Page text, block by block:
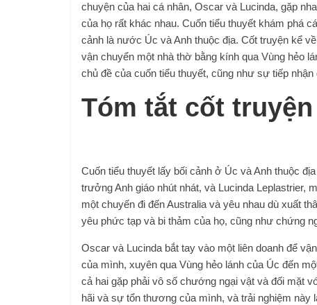
chuyện của hai cá nhân, Oscar và Lucinda, gặp
của họ rất khác nhau. Cuốn tiểu thuyết khám phá
cảnh là nước Úc và Anh thuộc địa. Cốt truyện kể
vận chuyển một nhà thờ bằng kính qua Vùng hẻo
chủ đề của cuốn tiểu thuyết, cũng như sự tiếp
Tóm tắt cốt truyện
Cuốn tiểu thuyết lấy bối cảnh ở Úc và Anh thuộc
trưởng Anh giáo nhút nhát, và Lucinda Leplastrier,
một chuyến đi đến Australia và yêu nhau dù xuất
yêu phức tạp và bi thảm của họ, cũng như chứng
Oscar và Lucinda bắt tay vào một liên doanh để
của mình, xuyên qua Vùng hẻo lánh của Úc đến
cả hai gặp phải vô số chướng ngại vật và đối mặt
hãi và sự tổn thương của mình, và trải nghiệm này